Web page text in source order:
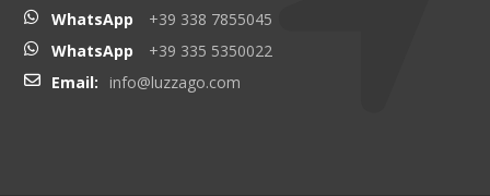
WhatsApp
+39 338 7855045
WhatsApp
+39 335 5350022
Email:
info@luzzago.com